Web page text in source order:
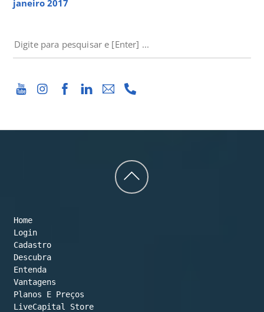
janeiro 2017
PESQUISAR
Back
Home
Login
Cadastro
Descubra
Entenda
Vantagens
Planos E Preços
LiveCapital Store